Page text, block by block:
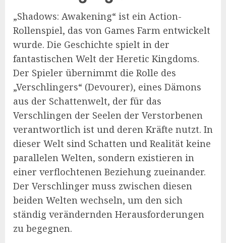
„Shadows: Awakening“ ist ein Action-
Rollenspiel, das von Games Farm entwickelt
wurde. Die Geschichte spielt in der
fantastischen Welt der Heretic Kingdoms.
Der Spieler übernimmt die Rolle des
„Verschlingers“ (Devourer), eines Dämons
aus der Schattenwelt, der für das
Verschlingen der Seelen der Verstorbenen
verantwortlich ist und deren Kräfte nutzt. In
dieser Welt sind Schatten und Realität keine
parallelen Welten, sondern existieren in
einer verflochtenen Beziehung zueinander.
Der Verschlinger muss zwischen diesen
beiden Welten wechseln, um den sich
ständig verändernden Herausforderungen
zu begegnen.